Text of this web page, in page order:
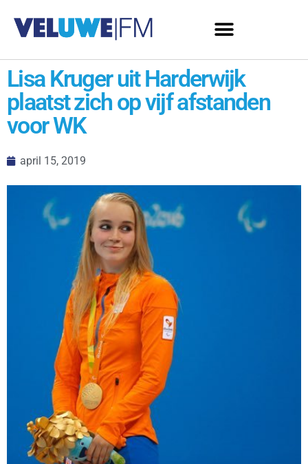
Lisa Kruger uit Harderwijk
plaatst zich op vijf afstanden
voor WK
april 15, 2019